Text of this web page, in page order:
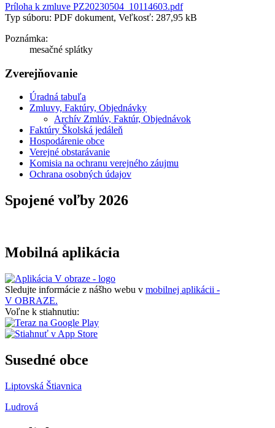
Príloha k zmluve PZ20230504_10114603.pdf
Typ súboru: PDF dokument, Veľkosť: 287,95 kB
Poznámka:
mesačné splátky
Zverejňovanie
Úradná tabuľa
Zmluvy, Faktúry, Objednávky
Archív Zmlúv, Faktúr, Objednávok
Faktúry Školská jedáleň
Hospodárenie obce
Verejné obstarávanie
Komisia na ochranu verejného záujmu
Ochrana osobných údajov
Spojené voľby 2026
Mobilná aplikácia
Sledujte informácie z nášho webu v mobilnej aplikácii -
V OBRAZE.
Voľne k stiahnutiu:
Susedné obce
Liptovská Štiavnica
Ludrová